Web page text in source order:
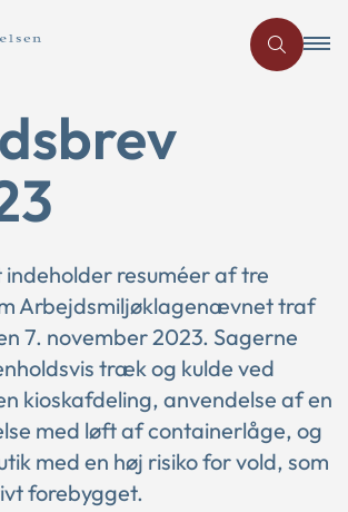
resuméer af tre
Arbejdsmiljøklagenævnet traf
7. november 2023. Sagerne
træk og kulde ved
kioskafdeling, anvendelse af en
med løft af containerlåge, og
med en høj risiko for vold, som
forebygget.